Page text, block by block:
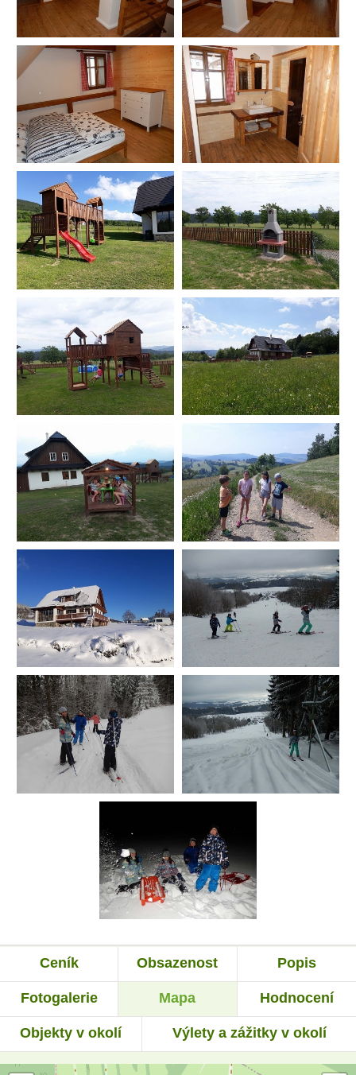
Ceník Obsazenost Popis
Fotogalerie Mapa Hodnocení
Objekty v okolí Výlety a zážitky v okolí